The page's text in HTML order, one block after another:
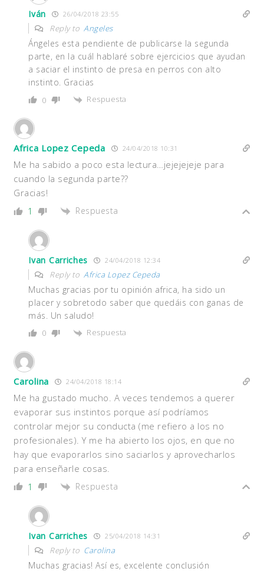
Iván 26/04/2018 23:55
Reply toAngeles
Ángeles esta pendiente de publicarse la segunda
parte, en la cuál hablaré sobre ejercicios que ayudan
a saciar el instinto de presa en perros con alto
instinto. Gracias
0 Respuesta
Africa Lopez Cepeda 24/04/2018 10:31
Me ha sabido a poco esta lectura…jejejejeje para
cuando la segunda parte??
Gracias!
1 Respuesta
Ivan Carriches 24/04/2018 12:34
Reply toAfrica Lopez Cepeda
Muchas gracias por tu opinión africa, ha sido un
placer y sobretodo saber que quedáis con ganas de
más. Un saludo!
0 Respuesta
Carolina 24/04/2018 18:14
Me ha gustado mucho. A veces tendemos a querer
evaporar sus instintos porque así podríamos
controlar mejor su conducta (me refiero a los no
profesionales). Y me ha abierto los ojos, en que no
hay que evaporarlos sino saciarlos y aprovecharlos
para enseñarle cosas.
1 Respuesta
Ivan Carriches 25/04/2018 14:31
Reply to Carolina
Muchas gracias! Así es, excelente conclusión